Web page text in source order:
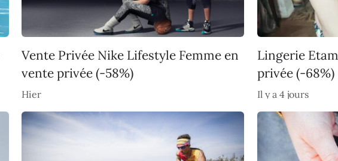
Vente Privée Nike Lifestyle Femme en
vente privée (-58%)
Hier
Lingerie
privée (-68%)
Il y a 4 jours